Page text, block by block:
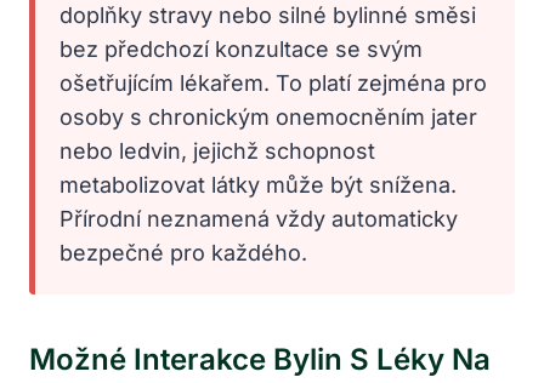
doplňky stravy nebo silné bylinné směsi
bez předchozí konzultace se svým
ošetřujícím lékařem. To platí zejména pro
osoby s chronickým onemocněním jater
nebo ledvin, jejichž schopnost
metabolizovat látky může být snížena.
Přírodní neznamená vždy automaticky
bezpečné pro každého.
Možné Interakce Bylin S Léky Na